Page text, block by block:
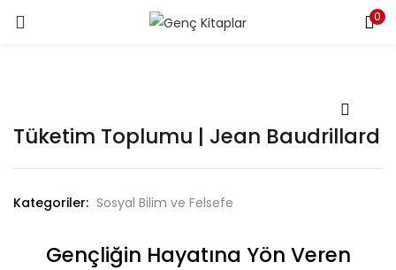
0
Tüketim Toplumu | Jean Baudrillard
Kategoriler: Sosyal Bilim ve Felsefe
Gençliğin Hayatına Yön Veren
Remember me
Login